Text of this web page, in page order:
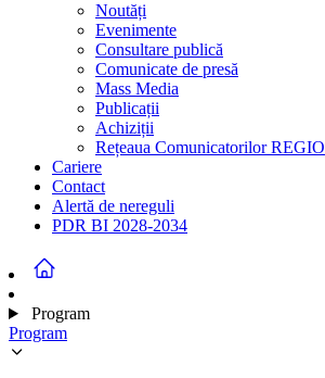
Noutăți
Evenimente
Consultare publică
Comunicate de presă
Mass Media
Publicații
Achiziții
Rețeaua Comunicatorilor REGIO
Cariere
Contact
Alertă de nereguli
PDR BI 2028-2034
Program
Program